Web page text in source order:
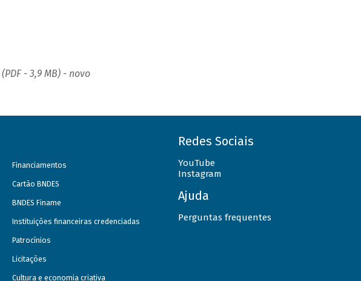
(PDF - 3,9 MB) - novo
Financiamentos
Cartão BNDES
BNDES Finame
Instituições financeiras credenciadas
Patrocínios
Licitações
Cultura e economia criativa
Redes Sociais
YouTube
Instagram
Ajuda
Perguntas frequentes